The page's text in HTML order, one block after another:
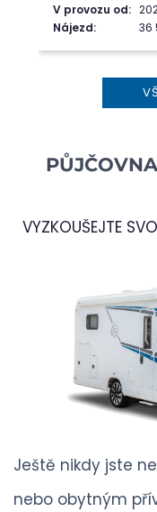
V provozu od:
Nájezd:
36
VYZKOUŠEJTE
Ještě nikdy jste
nebo obytným